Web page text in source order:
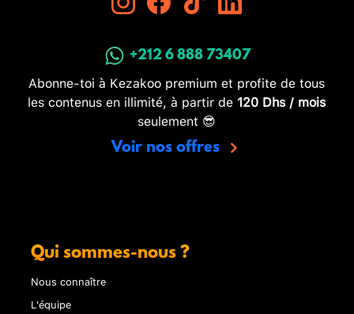
+212 6 888 73407
Abonne-toi à Kezakoo premium et profite de tous
les contenus en illimité, à partir de 120 Dhs / mois
seulement 😎
Voir nos offres
Qui sommes-nous ?
Nous connaître
L'équipe